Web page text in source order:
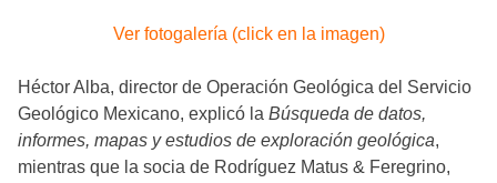
Ver fotogalería (click en la imagen)
Héctor Alba, director de Operación Geológica del Servicio
Geológico Mexicano, explicó la Búsqueda de datos,
informes, mapas y estudios de exploración geológica,
mientras que la socia de Rodríguez Matus & Feregrino,